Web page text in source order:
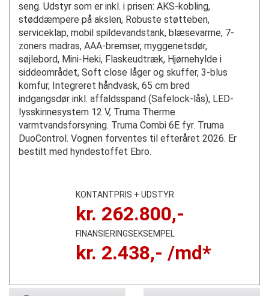
seng. Udstyr som er inkl. i prisen: AKS-kobling,
støddæmpere på akslen, Robuste støtteben,
serviceklap, mobil spildevandstank, blæsevarme, 7-
zoners madras, AAA-bremser, myggenetsdør,
søjlebord, Mini-Heki, Flaskeudtræk, Hjørnehylde i
siddeområdet, Soft close låger og skuffer, 3-blus
komfur, Integreret håndvask, 65 cm bred
indgangsdør inkl. affaldsspand (Safelock-lås), LED-
lysskinnesystem 12 V, Truma Therme
varmtvandsforsyning. Truma Combi 6E fyr. Truma
DuoControl. Vognen forventes til efteråret 2026. Er
bestilt med hyndestoffet Ebro.
KONTANTPRIS + UDSTYR
kr. 262.800,-
FINANSIERINGSEKSEMPEL
kr. 2.438,- /md*